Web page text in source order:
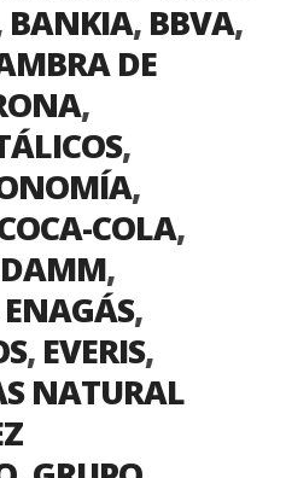
BANKIA, BBVA,
DE
,
,
,
COLA,
DAMM,
ENAGÁS,
, EVERIS,
NATURAL